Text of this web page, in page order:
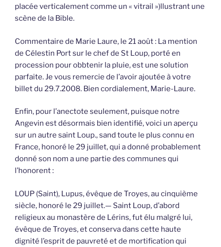
placée verticalement comme un « vitrail »)llustrant une
scène de la Bible.
Commentaire de Marie Laure, le 21 août : La mention
de Célestin Port sur le chef de St Loup, porté en
procession pour obbtenir la pluie, est une solution
parfaite. Je vous remercie de l’avoir ajoutée à votre
billet du 29.7.2008. Bien cordialement, Marie-Laure.
Enfin, pour l’anectote seulement, puisque notre
Angevin est désormais bien identifié, voici un aperçu
sur un autre saint Loup., sand toute le plus connu en
France, honoré le 29 juillet, qui a donné probablement
donné son nom a une partie des communes qui
l’honorent :
LOUP (Saint), Lupus, évêque de Troyes, au cinquième
siècle, honoré le 29 juillet.— Saint Loup, d’abord
religieux au monastère de Lérins, fut élu malgré lui,
évêque de Troyes, et conserva dans cette haute
dignité l’esprit de pauvreté et de mortification qui